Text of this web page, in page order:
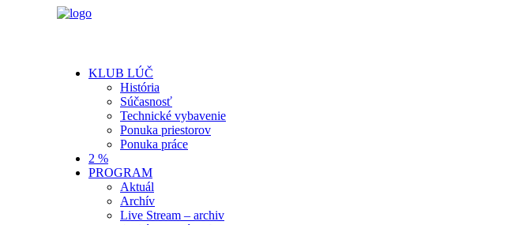
KLUB LÚČ
História
Súčasnosť
Technické vybavenie
Ponuka priestorov
Ponuka práce
2 %
PROGRAM
Aktuál
Archív
Live Stream – archiv